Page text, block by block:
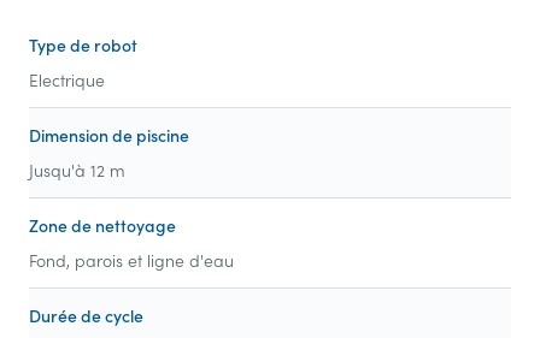
Type de robot
Electrique
Dimension de piscine
Jusqu'à 12 m
Zone de nettoyage
Fond, parois et ligne d'eau
Durée de cycle